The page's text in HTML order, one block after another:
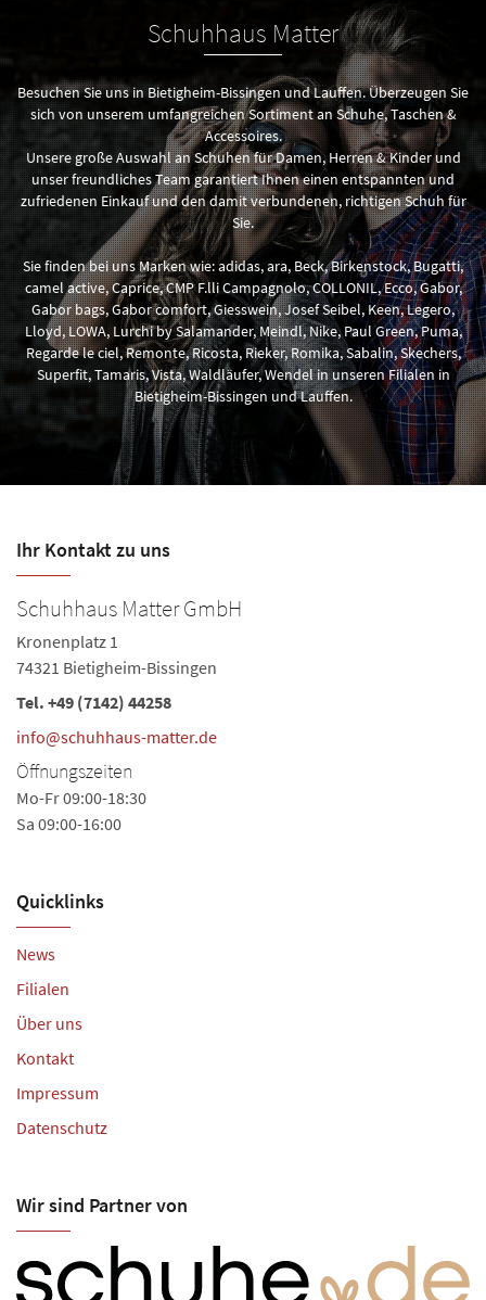
Schuhhaus Matter
Besuchen Sie uns in Bietigheim-Bissingen und Lauffen. Überzeugen Sie
sich von unserem umfangreichen Sortiment an Schuhe, Taschen &
Accessoires.
Unsere große Auswahl an Schuhen für Damen, Herren & Kinder und
unser freundliches Team garantiert Ihnen einen entspannten und
zufriedenen Einkauf und den damit verbundenen, richtigen Schuh für
Sie.
Sie finden bei uns Marken wie: adidas, ara, Beck, Birkenstock, Bugatti,
camel active, Caprice, CMP F.lli Campagnolo, COLLONIL, Ecco, Gabor,
Gabor bags, Gabor comfort, Giesswein, Josef Seibel, Keen, Legero,
Lloyd, LOWA, Lurchi by Salamander, Meindl, Nike, Paul Green, Puma,
Regarde le ciel, Remonte, Ricosta, Rieker, Romika, Sabalin, Skechers,
Superfit, Tamaris, Vista, Waldläufer, Wendel in unseren Filialen in
Bietigheim-Bissingen und Lauffen.
Ihr Kontakt zu uns
Schuhhaus Matter GmbH
Kronenplatz 1
74321 Bietigheim-Bissingen
Tel. +49 (7142) 44258
info@schuhhaus-matter.de
Öffnungszeiten
Mo-Fr 09:00-18:30
Sa 09:00-16:00
Quicklinks
News
Filialen
Über uns
Kontakt
Impressum
Datenschutz
Wir sind Partner von